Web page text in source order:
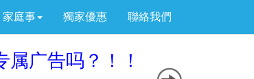
家庭事 獨家優惠 聯絡我們